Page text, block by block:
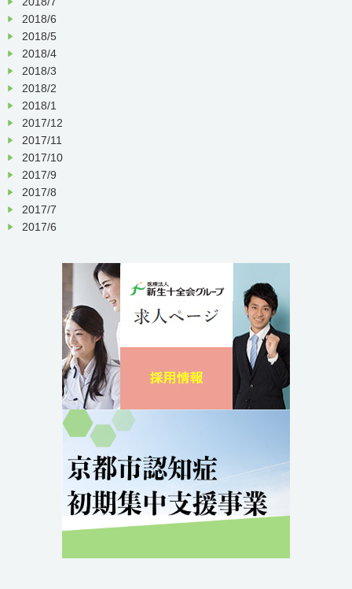
2018/6
2018/5
2018/4
2018/3
2018/2
2018/1
2017/12
2017/11
2017/10
2017/9
2017/8
2017/7
2017/6